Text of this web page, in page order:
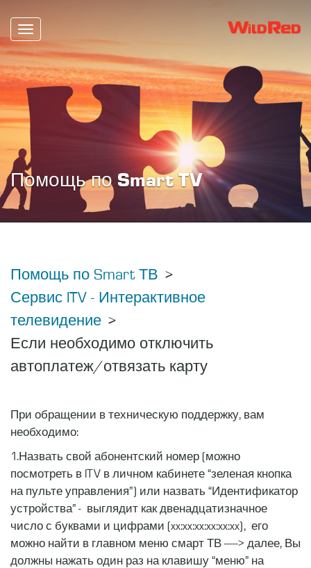
Toggle
navigation
Помощь по Smart TV
Помощь по Smart ТВ
Сервис ITV - Интерактивное
телевидение
Если необходимо отключить
автоплатеж/отвязать карту
При обращении в техническую поддержку, вам
необходимо:
1.Назвать свой абонентский номер (можно
посмотреть в ITV в личном кабинете “зеленая кнопка
на пульте управления”) или назвать “Идентификатор
устройства” - выглядит как двенадцатизначное
число с буквами и цифрами (xx:xx:xx:xx:xx:xx), его
можно найти в главном меню смарт ТВ -----> далее, Вы
должны нажать один раз на клавишу “меню” на